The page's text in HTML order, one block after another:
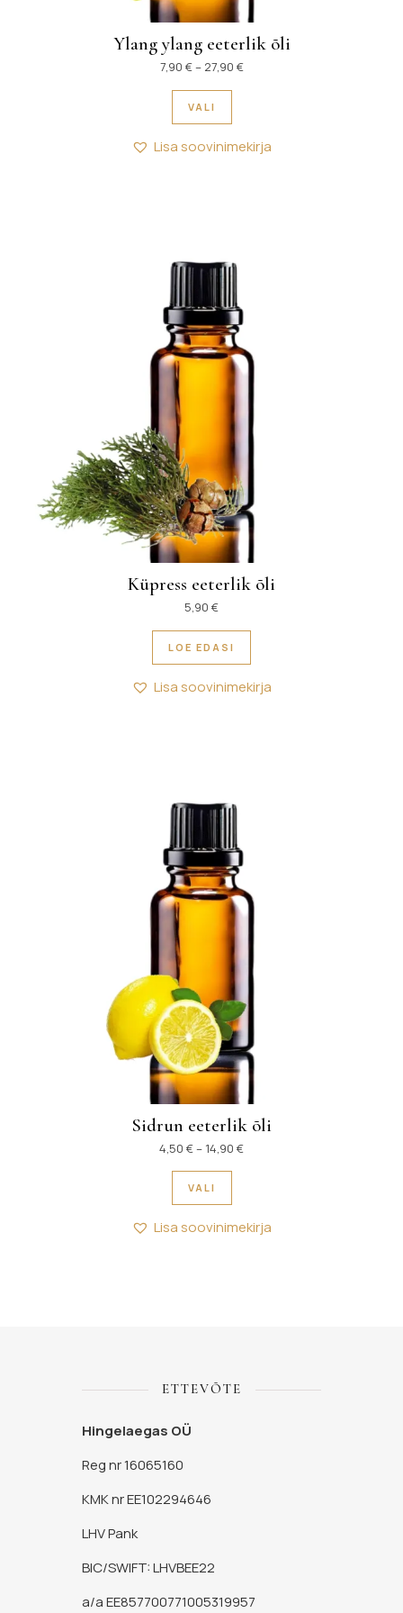
Ylang ylang eeterlik õli
7,90 €– 27,90 €Hinnavahemik: 7,90 € kuni
VALI
Sellel tootel on mitu
Lisa soovinimekirja
Küpress eeterlik õli
5,90 €
LOE EDASI
Lisa soovinimekirja
Sidrun eeterlik õli
4,50 €– 14,90 €Hinnavahemik: 4,50 € kuni
VALI
Sellel tootel on mitu
Lisa soovinimekirja
ETTEVÕTE
Hingelaegas OÜ
Reg nr 16065160
KMK nr EE102294646
LHV Pank
BIC/SWIFT: LHVBEE22
a/a EE857700771005319957